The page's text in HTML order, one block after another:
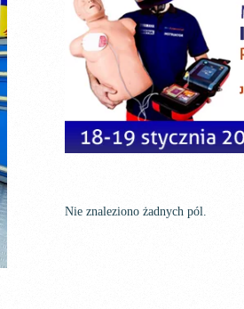
Nie znaleziono żadnych pól.